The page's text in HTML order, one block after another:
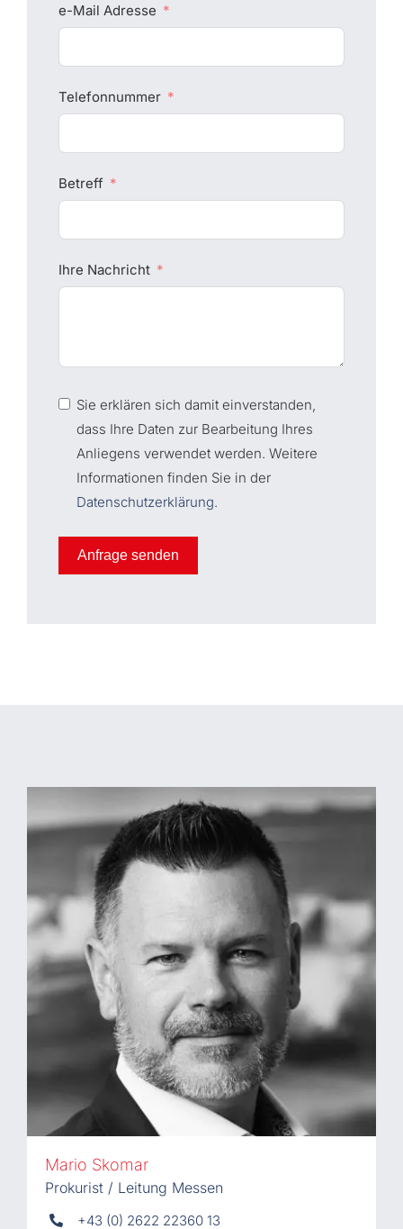
e-Mail Adresse
Telefonnummer
Betreff
Ihre Nachricht
Sie erklären sich damit einverstanden,
dass Ihre Daten zur Bearbeitung Ihres
Anliegens verwendet werden. Weitere
Informationen finden Sie in der
Datenschutzerklärung.
Anfrage senden
Mario Skomar
Prokurist / Leitung Messen
+43 (0) 2622 22360 13